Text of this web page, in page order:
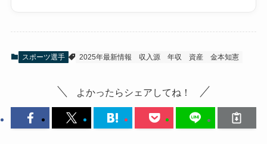
スポーツ選手 2025年最新情報 収入源 年収 資産 金本知憲
よかったらシェアしてね！